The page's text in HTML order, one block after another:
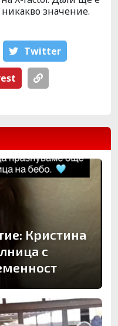
значение.
Тwitter
Кристина
с